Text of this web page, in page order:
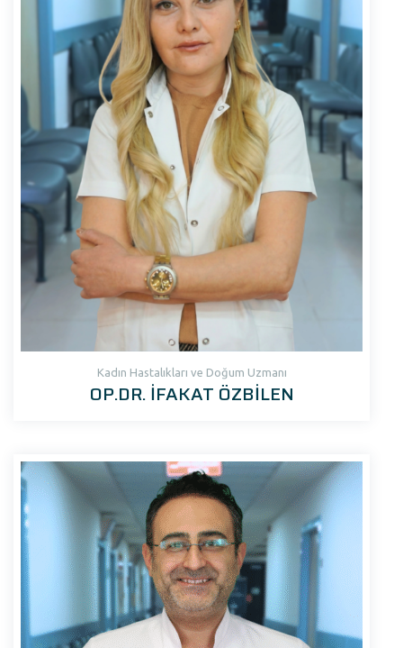
Kadın Hastalıkları ve Doğum Uzmanı
OP.DR. İFAKAT ÖZBİLEN